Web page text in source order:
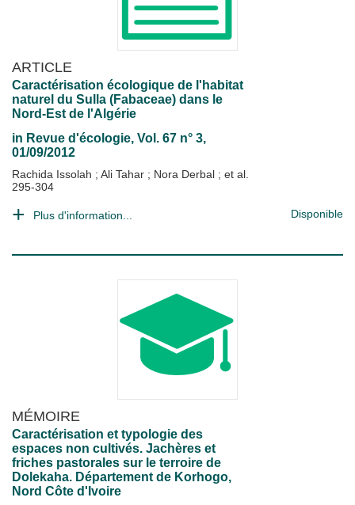
ARTICLE
Caractérisation écologique de l'habitat
naturel du Sulla (Fabaceae) dans le
Nord-Est de l'Algérie
in Revue d'écologie, Vol. 67 n° 3,
01/09/2012
Rachida Issolah ; Ali Tahar ; Nora Derbal ; et al.
295-304
Plus d'information... Disponible
MÉMOIRE
Caractérisation et typologie des
espaces non cultivés. Jachères et
friches pastorales sur le terroire de
Dolekaha. Département de Korhogo,
Nord Côte d'Ivoire